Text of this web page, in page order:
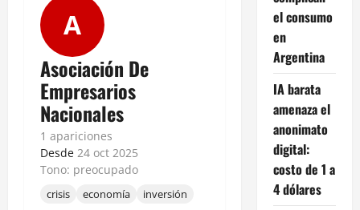
A
Asociación De
Empresarios
Nacionales
1 apariciones
Desde 24 oct 2025
Tono: preocupado
crisis economía inversión
el consumo
en
Argentina
IA barata
amenaza el
anonimato
digital:
costo de 1 a
4 dólares